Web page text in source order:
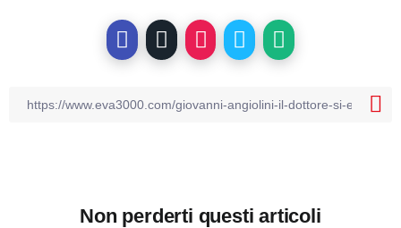
Non perderti questi articoli